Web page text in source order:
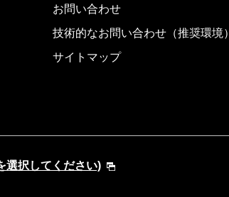
お問い合わせ
技術的なお問い合わせ（推奨環境）
サイトマップ
選択してください)